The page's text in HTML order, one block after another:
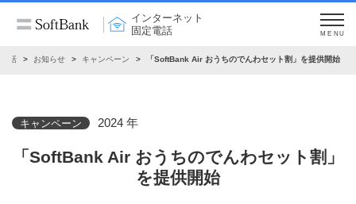
インターネット
固定電話
MENU
話 お知らせ キャンペーン 「SoftBank Air おうちのでんわセット割」を提供開始
キャンペーン 2024 年
「SoftBank Air おうちのでんわセット割」
を提供開始